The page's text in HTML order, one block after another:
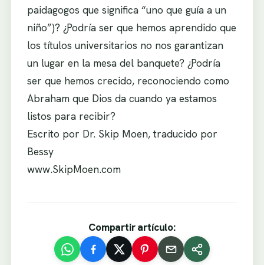
paidagogos que significa “uno que guía a un
niño”)? ¿Podría ser que hemos aprendido que
los títulos universitarios no nos garantizan
un lugar en la mesa del banquete? ¿Podría
ser que hemos crecido, reconociendo como
Abraham que Dios da cuando ya estamos
listos para recibir?
Escrito por Dr. Skip Moen, traducido por
Bessy
www.SkipMoen.com
Compartir artículo: